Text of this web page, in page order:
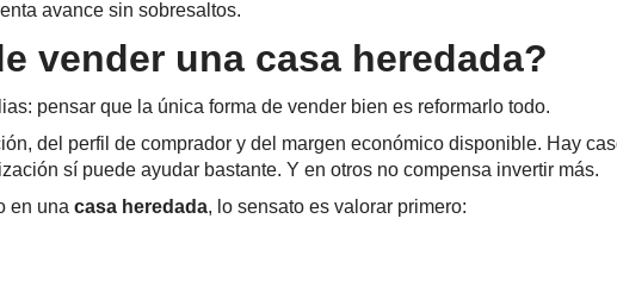
avance sin sobresaltos.
vender una casa heredada?
pensar que la única forma de vender bien es reformarlo todo.
del perfil de comprador y del margen económico disponible. Hay
sí puede ayudar bastante. Y en otros no compensa invertir más.
en una casa heredada, lo sensato es valorar primero: